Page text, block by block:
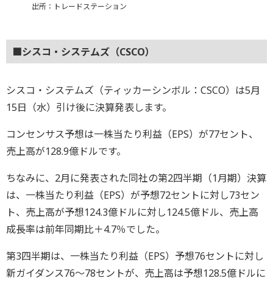
出所：トレードステーション
■シスコ・システムズ（CSCO）
シスコ・システムズ（ティッカーシンボル：CSCO）は5月
15日（水）引け後に決算発表します。
コンセンサス予想は一株当たり利益（EPS）が77セント、
売上高が128.9億ドルです。
ちなみに、2月に発表された同社の第2四半期（1月期）決算
は、一株当たり利益（EPS）が予想72セントに対し73セン
ト、売上高が予想124.3億ドルに対し124.5億ドル、売上高
成長率は前年同期比＋4.7％でした。
第3四半期は、一株当たり利益（EPS）予想76セントに対し
新ガイダンス76～78セントが、売上高は予想128.5億ドルに